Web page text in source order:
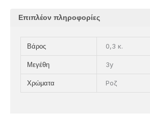
Επιπλέον πληροφορίες
Βάρος 0,3 κ.
Μεγέθη 3y
Χρώματα Ροζ